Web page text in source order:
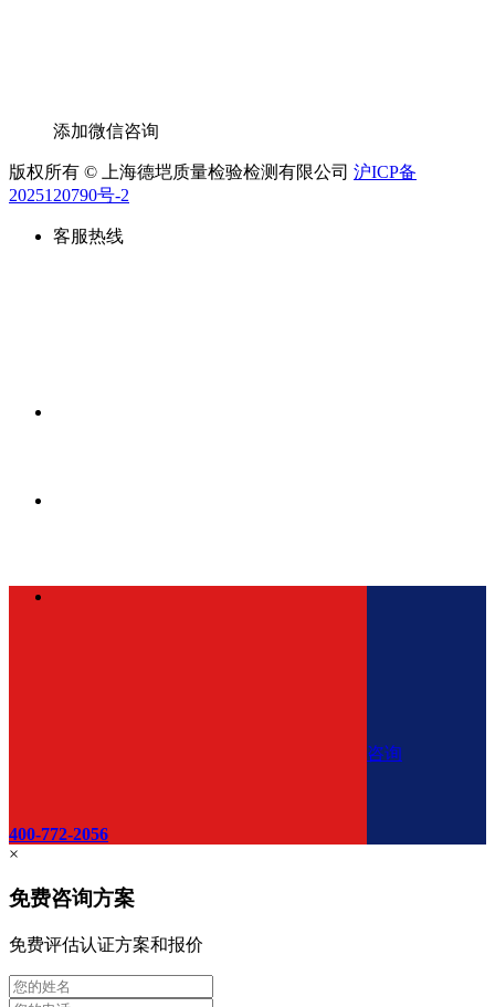
添加微信咨询
版权所有 © 上海德垲质量检验检测有限公司 沪ICP备
2025120790号-2
客服热线
400-772-2056
咨询
×
免费咨询方案
免费评估认证方案和报价